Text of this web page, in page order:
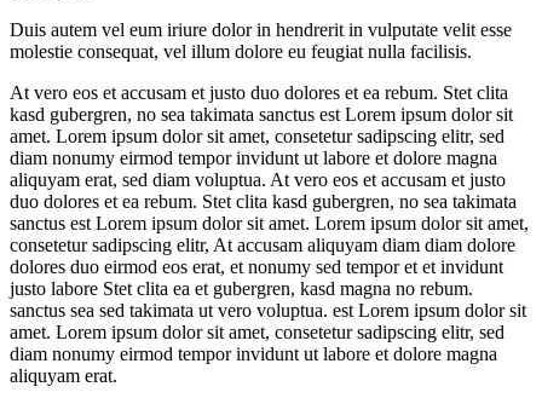
Duis autem vel eum iriure dolor in hendrerit in vulputate velit esse
molestie consequat, vel illum dolore eu feugiat nulla facilisis.
At vero eos et accusam et justo duo dolores et ea rebum. Stet clita
kasd gubergren, no sea takimata sanctus est Lorem ipsum dolor sit
amet. Lorem ipsum dolor sit amet, consetetur sadipscing elitr, sed
diam nonumy eirmod tempor invidunt ut labore et dolore magna
aliquyam erat, sed diam voluptua. At vero eos et accusam et justo
duo dolores et ea rebum. Stet clita kasd gubergren, no sea takimata
sanctus est Lorem ipsum dolor sit amet. Lorem ipsum dolor sit amet,
consetetur sadipscing elitr, At accusam aliquyam diam diam dolore
dolores duo eirmod eos erat, et nonumy sed tempor et et invidunt
justo labore Stet clita ea et gubergren, kasd magna no rebum.
sanctus sea sed takimata ut vero voluptua. est Lorem ipsum dolor sit
amet. Lorem ipsum dolor sit amet, consetetur sadipscing elitr, sed
diam nonumy eirmod tempor invidunt ut labore et dolore magna
aliquyam erat.